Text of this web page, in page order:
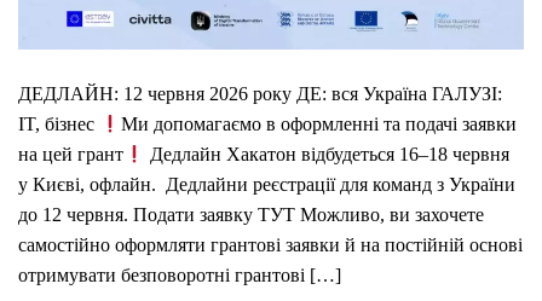
ДЕДЛАЙН: 12 червня 2026 року ДЕ: вся Україна ГАЛУЗІ:
IT, бізнес
Ми допомагаємо в оформленні та подачі заявки
на цей грант
Дедлайн Хакатон відбудеться 16–18 червня
у Києві, офлайн. Дедлайни реєстрації для команд з України
до 12 червня. Подати заявку ТУТ Можливо, ви захочете
самостійно оформляти грантові заявки й на постійній основі
отримувати безповоротні грантові […]